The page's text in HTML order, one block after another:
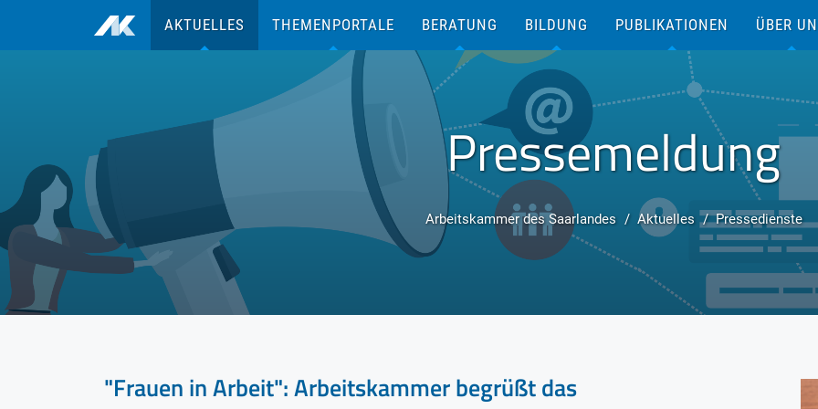
AKTUELLES THEMENPORTALE BERATUNG BILDUNG PUBLIKATIONEN ÜBER
Pressemeldung
Arbeitskammer des Saarlandes Aktuelles Pressedienste
"Frauen in Arbeit": Arbeitskammer begrüßt das